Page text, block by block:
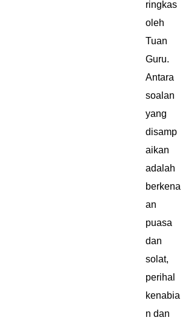
ringkas
oleh
Tuan
Guru.
Antara
soalan
yang
disamp
aikan
adalah
berkena
an
puasa
dan
solat,
perihal
kenabia
n dan